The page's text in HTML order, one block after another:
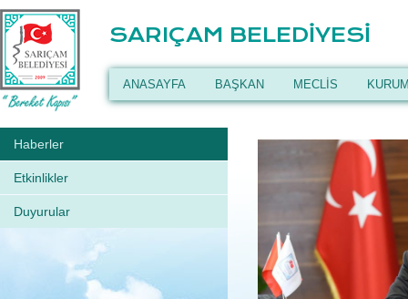
SARIÇAM BELEDİYESİ
ANASAYFA BAŞKAN MECLİS
Haberler
Etkinlikler
Duyurular